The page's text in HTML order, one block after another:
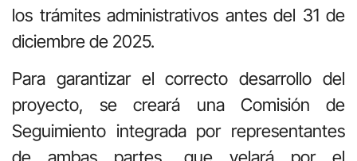
los trámites administrativos antes del 31 de
diciembre de 2025.
Para garantizar el correcto desarrollo del
proyecto, se creará una Comisión de
Seguimiento integrada por representantes